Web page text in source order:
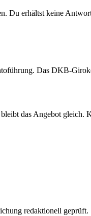
Du erhältst keine
Das DKB-
das Angebot gleich.
redaktionell geprüft.